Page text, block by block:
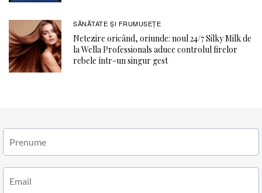
SĂNĂTATE ŞI FRUMUSEȚE
Netezire oricând, oriunde: noul 24/7 Silky Milk de
la Wella Professionals aduce controlul firelor
rebele într-un singur gest